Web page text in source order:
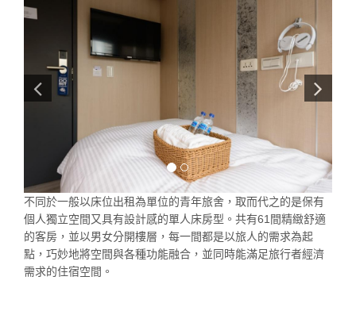
不同於一般以床位出租為單位的青年旅舍，取而代之的是保有
個人獨立空間又具有設計感的單人床房型。共有61間精緻舒適
的客房，並以男女分開樓層，每一間都是以旅人的需求為起
點，巧妙地將空間與各種功能融合，並同時能滿足旅行者經濟
需求的住宿空間。